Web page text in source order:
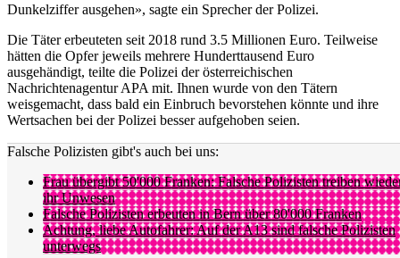
Dunkelziffer ausgehen», sagte ein Sprecher der Polizei.
Die Täter erbeuteten seit 2018 rund 3.5 Millionen Euro. Teilweise
hätten die Opfer jeweils mehrere Hunderttausend Euro
ausgehändigt, teilte die Polizei der österreichischen
Nachrichtenagentur APA mit. Ihnen wurde von den Tätern
weisgemacht, dass bald ein Einbruch bevorstehen könnte und ihre
Wertsachen bei der Polizei besser aufgehoben seien.
Falsche Polizisten gibt's auch bei uns:
Frau übergibt 50'000 Franken: Falsche Polizisten treiben
ihr Unwesen
Falsche Polizisten erbeuten in Bern über 80'000 Franken
Achtung, liebe Autofahrer: Auf der A13 sind falsche Polizisten
unterwegs